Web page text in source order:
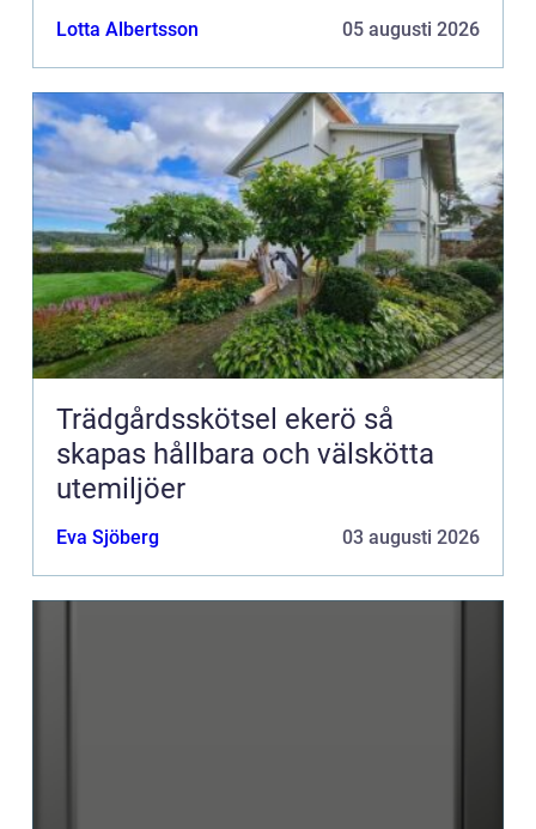
Lotta Albertsson 05 augusti 2026
Trädgårdsskötsel ekerö så
skapas hållbara och välskötta
utemiljöer
Eva Sjöberg 03 augusti 2026